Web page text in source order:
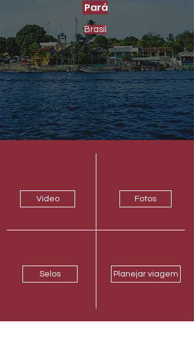
Pará
Brasil
Vídeo Fotos
Selos Planejar viagem